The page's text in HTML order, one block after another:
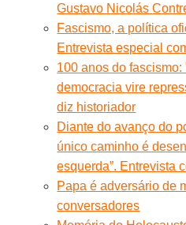
Gustavo Nicolás
Fascismo, a política
Entrevista especial
100 anos do
democracia vire
diz historiador
Diante do avanço do
único caminho é
esquerda”. Entrevista
Papa é adversário de
conversadores